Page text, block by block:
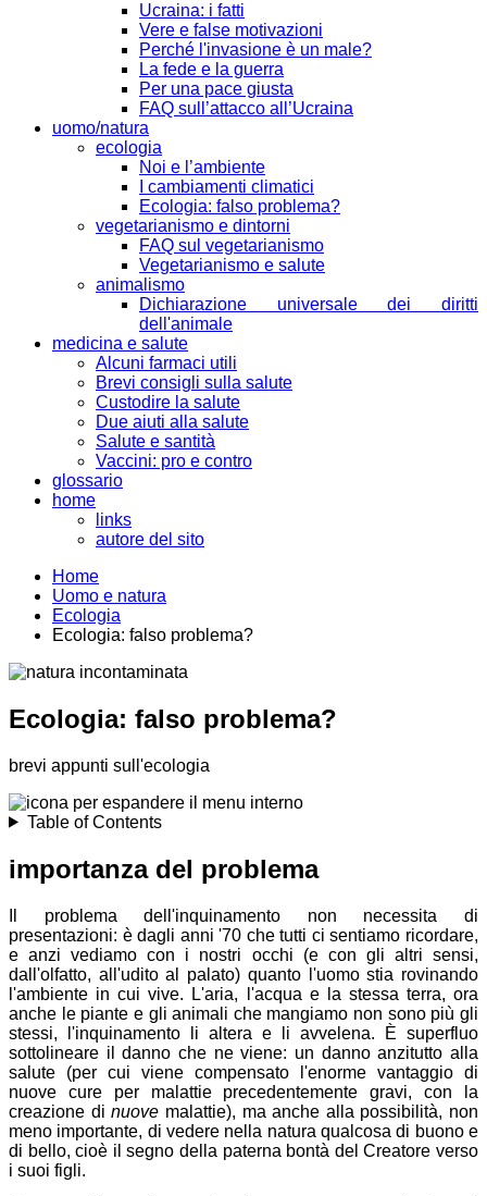
Ucraina: i fatti
Vere e false motivazioni
Perché l'invasione è un male?
La fede e la guerra
Per una pace giusta
FAQ sull’attacco all’Ucraina
uomo/natura
ecologia
Noi e l’ambiente
I cambiamenti climatici
Ecologia: falso problema?
vegetarianismo e dintorni
FAQ sul vegetarianismo
Vegetarianismo e salute
animalismo
Dichiarazione universale dei diritti
dell'animale
medicina e salute
Alcuni farmaci utili
Brevi consigli sulla salute
Custodire la salute
Due aiuti alla salute
Salute e santità
Vaccini: pro e contro
glossario
home
links
autore del sito
Home
Uomo e natura
Ecologia
Ecologia: falso problema?
Ecologia: falso problema?
brevi appunti sull'ecologia
Table of Contents
importanza del problema
Il problema dell'inquinamento non necessita di
presentazioni: è dagli anni '70 che tutti ci sentiamo ricordare,
e anzi vediamo con i nostri occhi (e con gli altri sensi,
dall'olfatto, all'udito al palato) quanto l'uomo stia rovinando
l'ambiente in cui vive. L'aria, l'acqua e la stessa terra, ora
anche le piante e gli animali che mangiamo non sono più gli
stessi, l'inquinamento li altera e li avvelena. È superfluo
sottolineare il danno che ne viene: un danno anzitutto alla
salute (per cui viene compensato l'enorme vantaggio di
nuove cure per malattie precedentemente gravi, con la
creazione dinuove malattie), ma anche alla possibilità, non
meno importante, di vedere nella natura qualcosa di buono e
di bello, cioè il segno della paterna bontà del Creatore verso
i suoi figli.